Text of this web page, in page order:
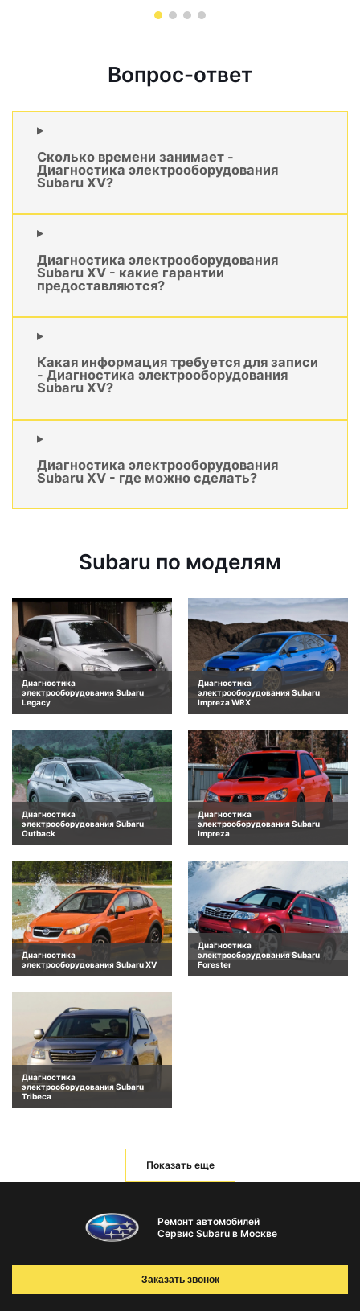
Вопрос-ответ
Сколько времени занимает -
Диагностика электрооборудования
Subaru XV?
Диагностика электрооборудования
Subaru XV - какие гарантии
предоставляются?
Какая информация требуется для записи
- Диагностика электрооборудования
Subaru XV?
Диагностика электрооборудования
Subaru XV - где можно сделать?
Subaru по моделям
Диагностика
электрооборудования Subaru
Legacy
Диагностика
электрооборудования Subaru
Impreza WRX
Диагностика
электрооборудования Subaru
Outback
Диагностика
электрооборудования Subaru
Impreza
Диагностика
электрооборудования Subaru XV
Диагностика
электрооборудования Subaru
Forester
Диагностика
электрооборудования Subaru
Tribeca
Показать еще
Ремонт автомобилей
Сервис Subaru в Москве
Заказать звонок